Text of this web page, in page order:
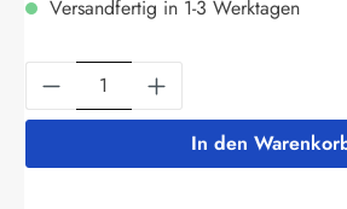
Versandfertig in 1-3 Werktagen
Produkt Anzahl: Gib den
In den